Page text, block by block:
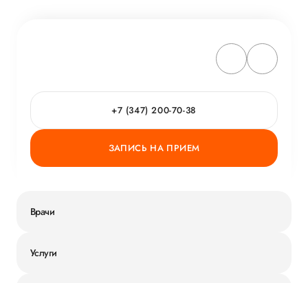
+7 (347) 200-70-38
ЗАПИСЬ НА ПРИЕМ
Врачи
Услуги